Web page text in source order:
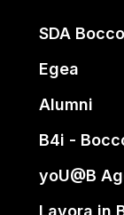
SDA
Egea
Alumni
B4i -
yoU@B
Lavora in